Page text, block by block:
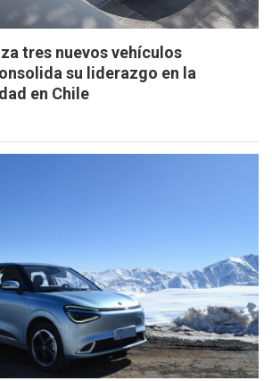
tres nuevos vehículos
su liderazgo en la
en Chile